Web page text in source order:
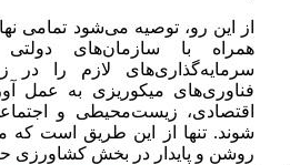
از این رو، توصیه می‌شود تمامی
همراه با سازمان‌های
سرمایه‌گذاری‌های لازم را در
فناوری‌های میکوریزی به عمل
اقتصادی، زیست‌محیطی و
شوند. تنها از این طریق است که
روشن و پایدار در بخش کشاورزی